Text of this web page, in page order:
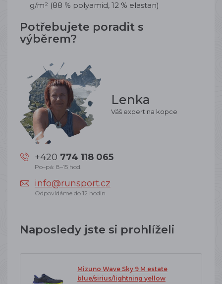
g/m² (88 % polyamid, 12 % elastan)
Potřebujete poradit s
výběrem?
Lenka
Váš expert na kopce
+420 774 118 065
Po–pá: 8–15 hod.
info@runsport.cz
Odpovídáme do 12 hodin
Naposledy jste si prohlíželi
Mizuno Wave Sky 9 M estate
blue/sirius/lightning yellow